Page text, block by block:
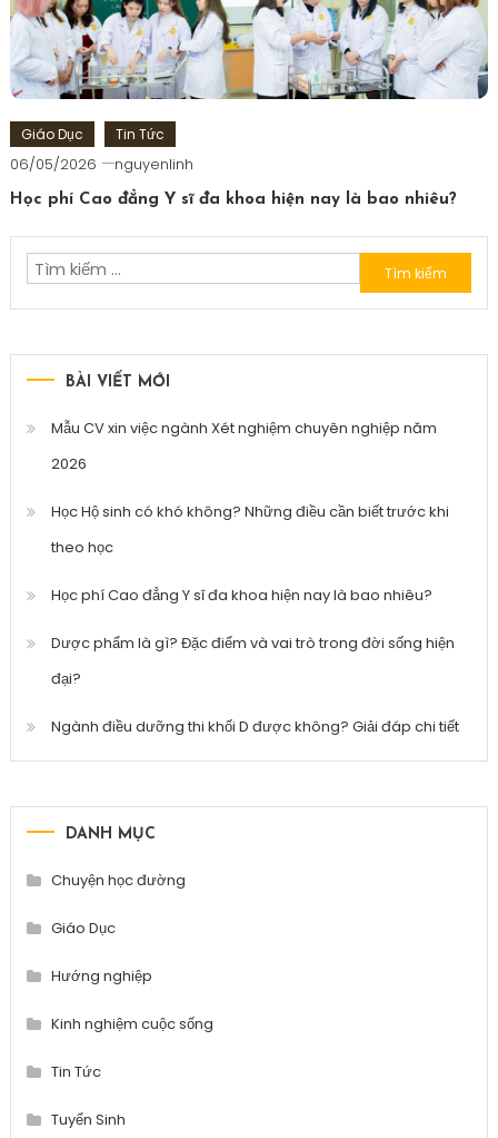
Giáo Dục Tin Tức
06/05/2026 nguyenlinh
Học phí Cao đẳng Y sĩ đa khoa hiện nay là bao nhiêu?
Tìm
kiếm
BÀI VIẾT MỚI
Mẫu CV xin việc ngành Xét nghiệm chuyên nghiệp năm
2026
Học Hộ sinh có khó không? Những điều cần biết trước khi
theo học
Học phí Cao đẳng Y sĩ đa khoa hiện nay là bao nhiêu?
Dược phẩm là gì? Đặc điểm và vai trò trong đời sống hiện
đại?
Ngành điều dưỡng thi khối D được không? Giải đáp chi tiết
DANH MỤC
Chuyện học đường
Giáo Dục
Hướng nghiệp
Kinh nghiệm cuộc sống
Tin Tức
Tuyển Sinh